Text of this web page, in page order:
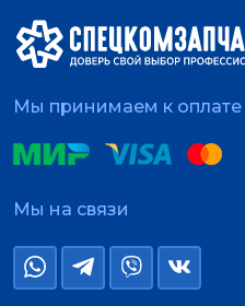
Мы принимаем к оплате
Мы на связи